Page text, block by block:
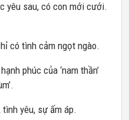
yêu sau, có con mới cưới.
có tình cảm ngọt ngào.
phúc của ‘nam thần’
yêu, sự ấm áp.